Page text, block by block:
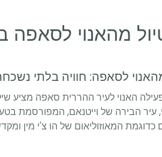
מהאנוי לסאפה
לסאפה: חוויה בלתי
האנוי לעיר ההררית סאפה מציע
עיר הבירה של וייטנאם, המפורסמת
המאוזוליאום של הו צ'י מין